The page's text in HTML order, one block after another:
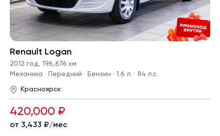
Renault Logan
2012 год, 196,676 км
Механика · Передний · Бензин · 1.6 л. · 84 л.с.
Красноярск
420,000 ₽
от 3,433 ₽/мес